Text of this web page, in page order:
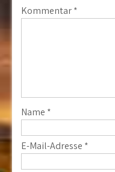
Kommentar*
Name *
E-Mail-Adresse *